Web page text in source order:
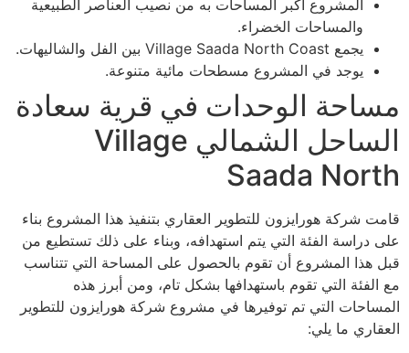
المشروع أكبر المساحات به من نصيب العناصر الطبيعية
والمساحات الخضراء.
يجمع Village Saada North Coast بين الفل والشاليهات.
يوجد في المشروع مسطحات مائية متنوعة.
مساحة الوحدات في قرية سعادة
الساحل الشمالي Village
Saada North
قامت شركة هورايزون للتطوير العقاري بتنفيذ هذا المشروع بناء
على دراسة الفئة التي يتم استهدافه، وبناء على ذلك تستطيع من
قبل هذا المشروع أن تقوم بالحصول على المساحة التي تتناسب
مع الفئة التي تقوم باستهدافها بشكل تام، ومن أبرز هذه
المساحات التي تم توفيرها في مشروع شركة هورايزون للتطوير
العقاري ما يلي: